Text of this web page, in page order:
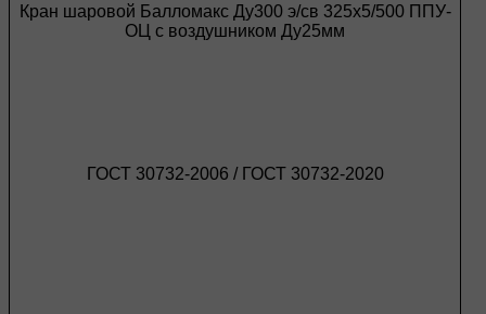
Кран шаровой Балломакс Ду300 э/св 325х5/500 ППУ-
ОЦ с воздушником Ду25мм
ГОСТ 30732-2006 / ГОСТ 30732-2020